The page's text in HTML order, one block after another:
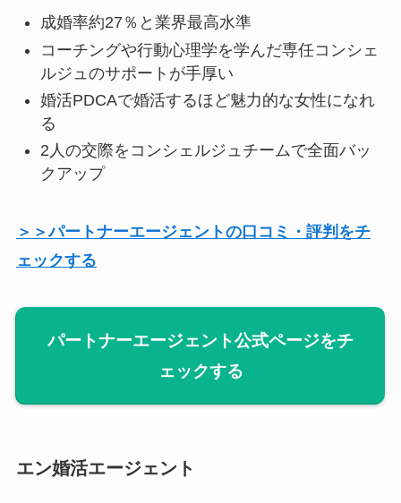
成婚率約27％と業界最高水準
コーチングや行動心理学を学んだ専任コンシェ
ルジュのサポートが手厚い
婚活PDCAで婚活するほど魅力的な女性になれ
る
2人の交際をコンシェルジュチームで全面バッ
クアップ
＞＞パートナーエージェントの口コミ・評判をチ
ェックする
パートナーエージェント公式ページをチ
ェックする
エン婚活エージェント